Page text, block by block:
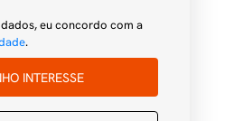
eu concordo com a
.
TENHO INTERESSE